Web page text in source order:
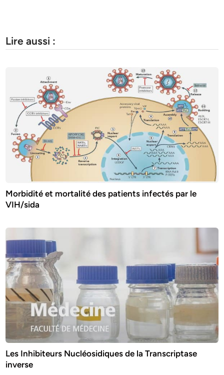
Lire aussi :
Morbidité et mortalité des patients infectés par le
VIH/sida
Les Inhibiteurs Nucléosidiques de la Transcriptase
inverse